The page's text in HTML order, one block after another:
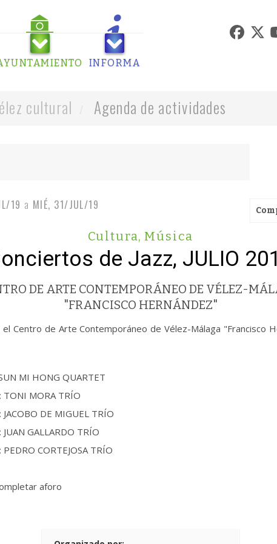
INFORMA
cultural Agenda de actividades
19 a MIÉ, 31/JUL/19
Cultura, Música
de Jazz, JULIO
DE ARTE CONTEMPORÁNEO DE VÉLEZ-
"FRANCISCO HERNÁNDEZ"
el Centro de Arte Contemporáneo de Vélez-Málaga "Francisco
MI HONG QUARTET
MORA TRÍO
DE MIGUEL TRÍO
GALLARDO TRÍO
CORTEJOSA TRÍO
aforo